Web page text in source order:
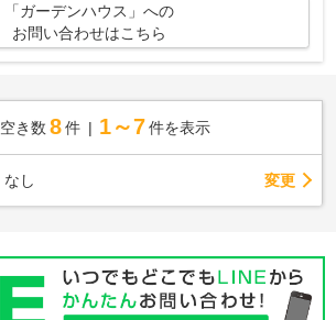
「ガーデンハウス」への
お問い合わせはこちら
空き数 8 件 1～7 件を表示
なし 変更